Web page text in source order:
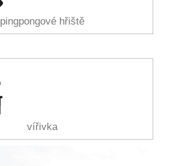
pingpongové hřiště
vířivka